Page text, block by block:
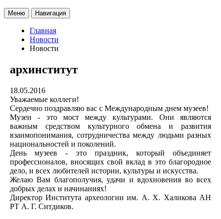
Меню Навигация
Главная
Новости
Новости
архинститут
18.05.2016
Уважаемые коллеги!
Сердечно поздравляю вас с Международным днем музеев!
Музеи - это мост между культурами. Они являются
важным средством культурного обмена и развития
взаимопонимания, сотрудничества между людьми разных
национальностей и поколений.
День музеев - это праздник, который объединяет
профессионалов, вносящих свой вклад в это благородное
дело, и всех любителей истории, культуры и искусства.
Желаю Вам благополучия, удачи и вдохновения во всех
добрых делах и начинаниях!
Директор Института археологии им. А. Х. Халикова АН
РТ А. Г. Ситдиков.